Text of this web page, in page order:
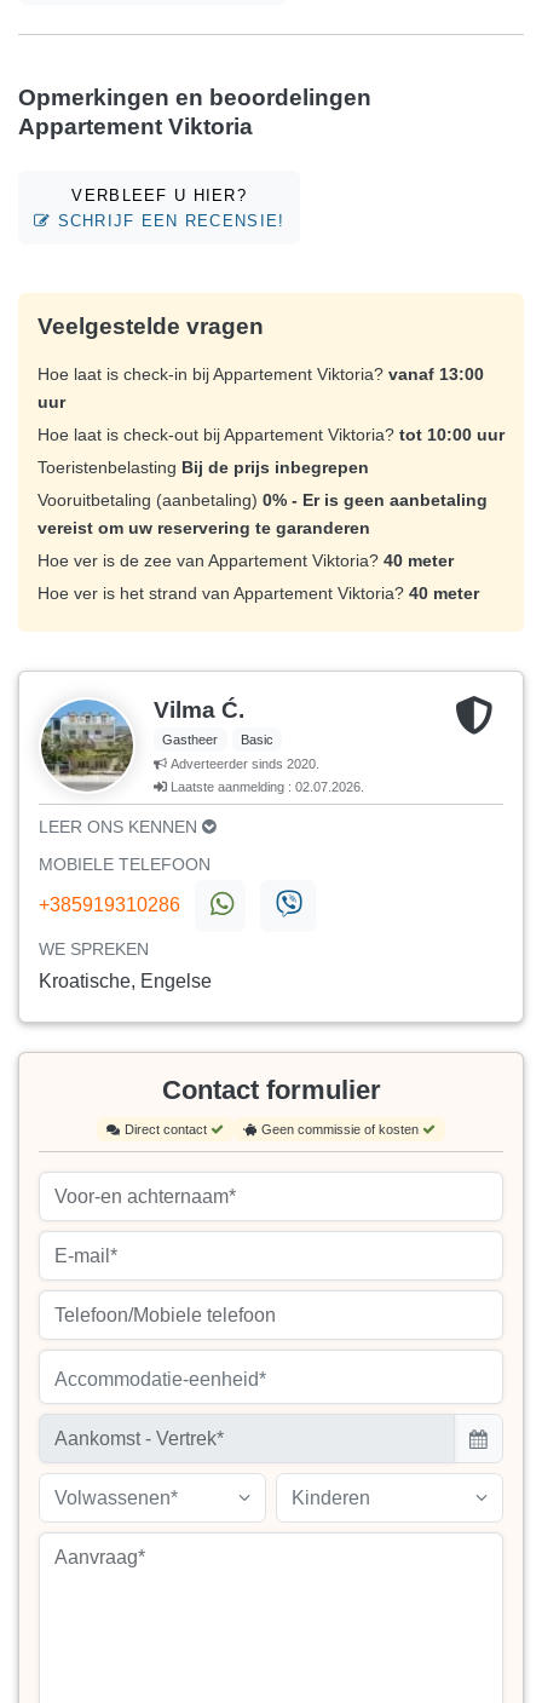
Opmerkingen en beoordelingen
Appartement Viktoria
VERBLEEF U HIER?
SCHRIJF EEN RECENSIE!
Veelgestelde vragen
Hoe laat is check-in bij Appartement Viktoria? vanaf 13:00
uur
Hoe laat is check-out bij Appartement Viktoria? tot 10:00 uur
Toeristenbelasting Bij de prijs inbegrepen
Vooruitbetaling (aanbetaling) 0% - Er is geen aanbetaling
vereist om uw reservering te garanderen
Hoe ver is de zee van Appartement Viktoria? 40 meter
Hoe ver is het strand van Appartement Viktoria? 40 meter
Vilma Ć.
Gastheer
Basic
Adverteerder sinds 2020.
Laatste aanmelding : 02.07.2026.
LEER ONS KENNEN
MOBIELE TELEFOON
+385919310286
WE SPREKEN
Kroatische, Engelse
Contact formulier
Direct contact Geen commissie of kosten
Accommodatie-eenheid*
Volwassenen* Kinderen